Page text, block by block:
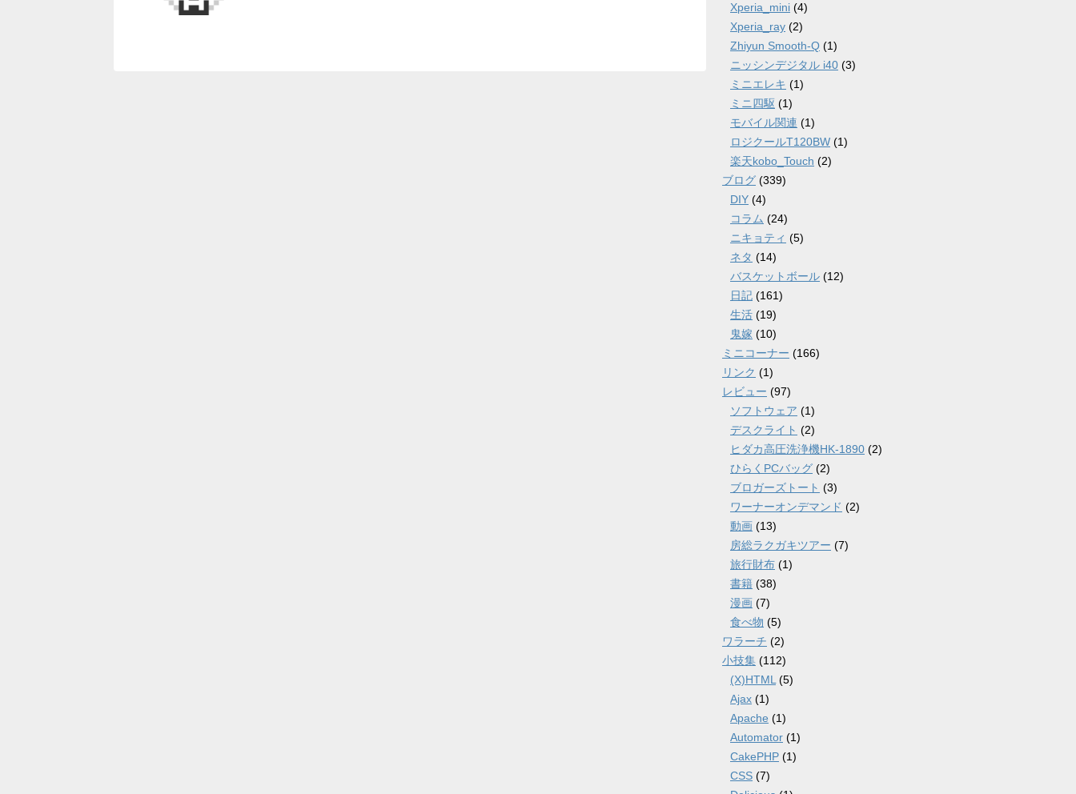
Xperia_mini (4)
Xperia_ray (2)
Zhiyun Smooth-Q (1)
ニッシンデジタル i40 (3)
ミニエレキ (1)
ミニ四駆 (1)
モバイル関連 (1)
ロジクールT120BW (1)
楽天kobo_Touch (2)
ブログ (339)
DIY (4)
コラム (24)
ニキョティ (5)
ネタ (14)
バスケットボール (12)
日記 (161)
生活 (19)
鬼嫁 (10)
ミニコーナー (166)
リンク (1)
レビュー (97)
ソフトウェア (1)
デスクライト (2)
ヒダカ高圧洗浄機HK-1890 (2)
ひらくPCバッグ (2)
ブロガーズトート (3)
ワーナーオンデマンド (2)
動画 (13)
房総ラクガキツアー (7)
旅行財布 (1)
書籍 (38)
漫画 (7)
食べ物 (5)
ワラーチ (2)
小技集 (112)
(X)HTML (5)
Ajax (1)
Apache (1)
Automator (1)
CakePHP (1)
CSS (7)